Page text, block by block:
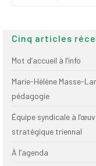
Cinq articles
Mot d’accueil à l’info
Marie-Hélène Masse-
pédagogie
Équipe syndicale à
stratégique triennal
À l’agenda